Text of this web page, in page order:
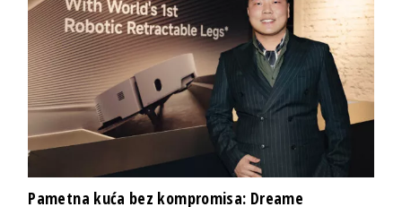
Pametna kuća bez kompromisa: Dreame